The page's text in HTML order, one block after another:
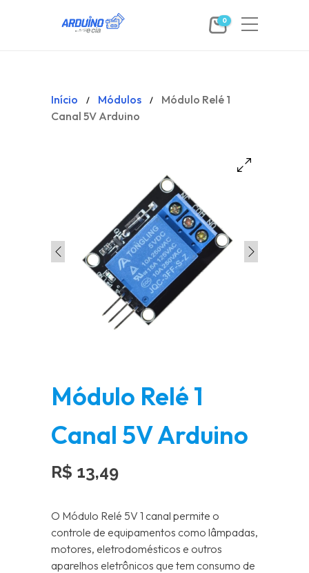
0
Início / Módulos /
Módulo Relé 1
Canal 5V Arduino
Módulo Relé 1
Canal 5V Arduino
R$ 13,49
O Módulo Relé 5V 1 canal permite o
controle de equipamentos como lâmpadas,
motores, eletrodomésticos e outros
aparelhos eletrônicos que tem consumo de